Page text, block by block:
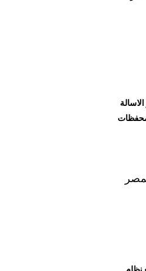
ومتوفر الاسالة